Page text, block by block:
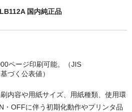
国内純正品
ページ印刷可能。（JIS
づく公表値）
内容や用紙サイズ、用紙種類、使用環
・OFFに伴う初期化動作やプリンタ品